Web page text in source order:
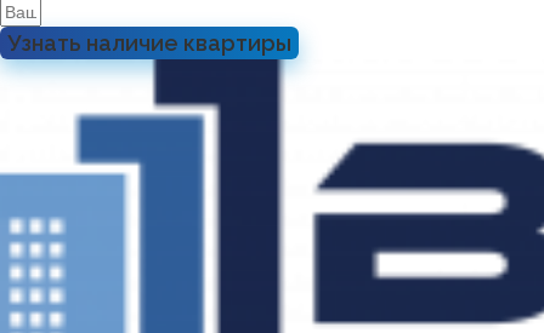
Узнать наличие квартиры